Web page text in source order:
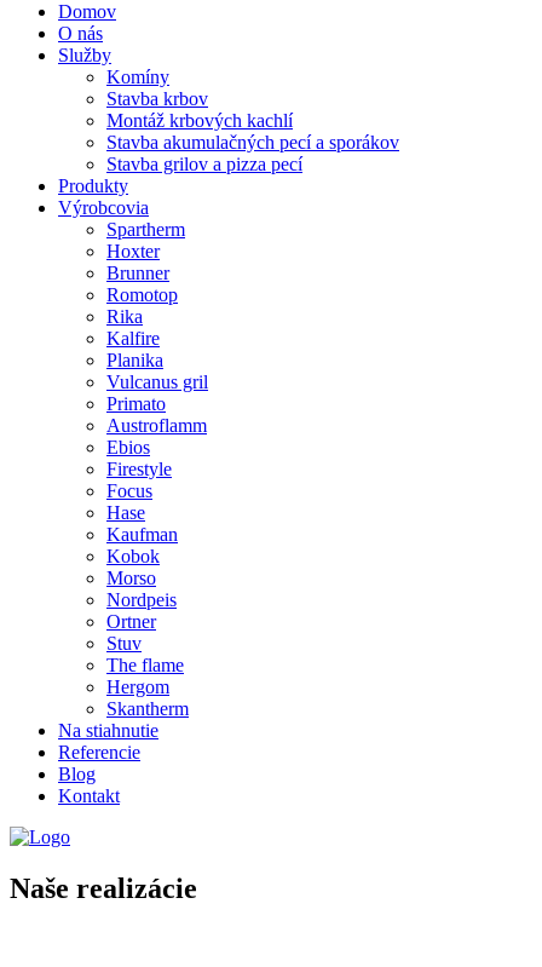
Domov
O nás
Služby
Komíny
Stavba krbov
Montáž krbových kachlí
Stavba akumulačných pecí a sporákov
Stavba grilov a pizza pecí
Produkty
Výrobcovia
Spartherm
Hoxter
Brunner
Romotop
Rika
Kalfire
Planika
Vulcanus gril
Primato
Austroflamm
Ebios
Firestyle
Focus
Hase
Kaufman
Kobok
Morso
Nordpeis
Ortner
Stuv
The flame
Hergom
Skantherm
Na stiahnutie
Referencie
Blog
Kontakt
Naše realizácie